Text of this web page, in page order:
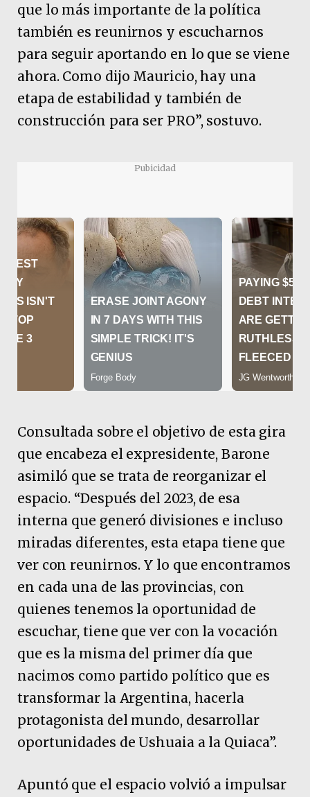
que lo más importante de la política
también es reunirnos y escucharnos
para seguir aportando en lo que se viene
ahora. Como dijo Mauricio, hay una
etapa de estabilidad y también de
construcción para ser PRO”, sostuvo.
Pubicidad
Consultada sobre el objetivo de esta gira
que encabeza el expresidente, Barone
asimiló que se trata de reorganizar el
espacio. “Después del 2023, de esa
interna que generó divisiones e incluso
miradas diferentes, esta etapa tiene que
ver con reunirnos. Y lo que encontramos
en cada una de las provincias, con
quienes tenemos la oportunidad de
escuchar, tiene que ver con la vocación
que es la misma del primer día que
nacimos como partido político que es
transformar la Argentina, hacerla
protagonista del mundo, desarrollar
oportunidades de Ushuaia a la Quiaca”.
Apuntó que el espacio volvió a impulsar